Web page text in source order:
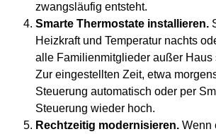
zwangsläufig entsteht.
Smarte Thermostate installieren.
Heizkraft und Temperatur nachts
alle Familienmitglieder außer Haus
Zur eingestellten Zeit, etwa
Steuerung automatisch oder per
Steuerung wieder hoch.
Rechtzeitig modernisieren. Wenn